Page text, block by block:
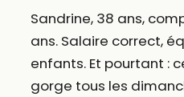
Sandrine, 38 ans,
ans. Salaire correct,
enfants. Et pourtant :
gorge tous les